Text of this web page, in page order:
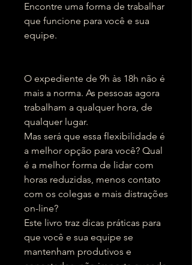
Encontre uma forma de trabalhar
que funcione para você e sua
equipe.
O expediente de 9h às 18h não é
mais a norma. As pessoas agora
trabalham a qualquer hora, de
qualquer lugar.
Mas será que essa flexibilidade é
a melhor opção para você? Qual
é a melhor forma de lidar com
horas reduzidas, menos contato
com os colegas e mais distrações
on-line?
Este livro traz dicas práticas para
que você e sua equipe se
mantenham produtivos e